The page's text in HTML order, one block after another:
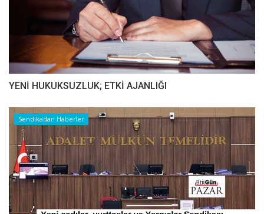
YENİ HUKUKSUZLUK; ETKİ AJANLIĞI
Sendikadan Haberler